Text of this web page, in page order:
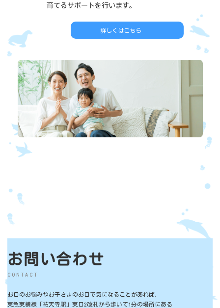
育てるサポートを行います。
詳しくはこちら
お問い合わせ
CONTACT
お口のお悩みやお子さまのお口で気になることがあれば、
東急東横線「祐天寺駅」東口2改札から歩いて1分の場所にある